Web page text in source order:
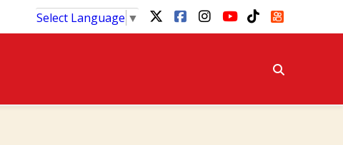
Select Language ▼